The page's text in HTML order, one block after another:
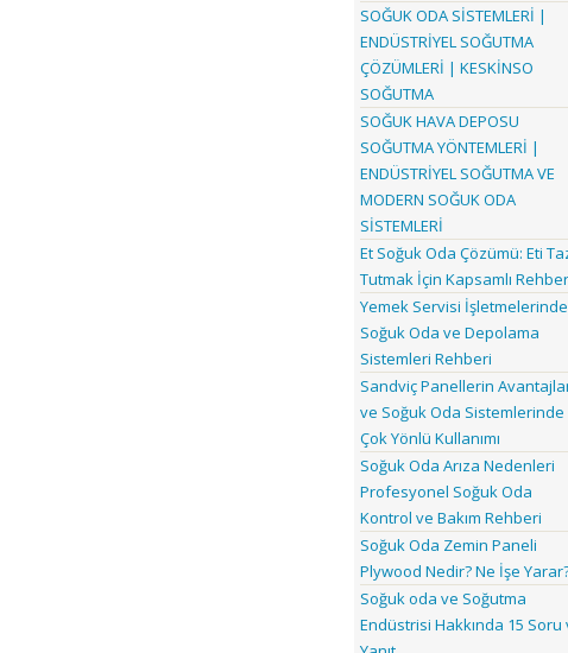
SOĞUK ODA SİSTEMLERİ |
ENDÜSTRİYEL SOĞUTMA
ÇÖZÜMLERİ | KESKİNSO
SOĞUTMA
SOĞUK HAVA DEPOSU
SOĞUTMA YÖNTEMLERİ |
ENDÜSTRİYEL SOĞUTMA VE
MODERN SOĞUK ODA
SİSTEMLERİ
Et Soğuk Oda Çözümü: Eti
Tutmak İçin Kapsamlı Rehber
Yemek Servisi İşletmelerinde
Soğuk Oda ve Depolama
Sistemleri Rehberi
Sandviç Panellerin
ve Soğuk Oda Sistemlerinde
Çok Yönlü Kullanımı
Soğuk Oda Arıza Nedenleri
Profesyonel Soğuk Oda
Kontrol ve Bakım Rehberi
Soğuk Oda Zemin Paneli
Plywood Nedir? Ne İşe
Soğuk oda ve Soğutma
Endüstrisi Hakkında 15 Soru